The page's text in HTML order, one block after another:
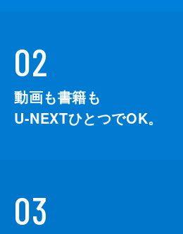
02
動画も書籍も
U-NEXTひとつでOK。
03